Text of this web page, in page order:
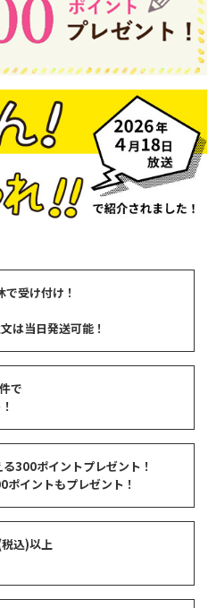
受け付け！
は当日発送可能！
で
300ポイントプレゼント！
ポイントもプレゼント！
込)以上